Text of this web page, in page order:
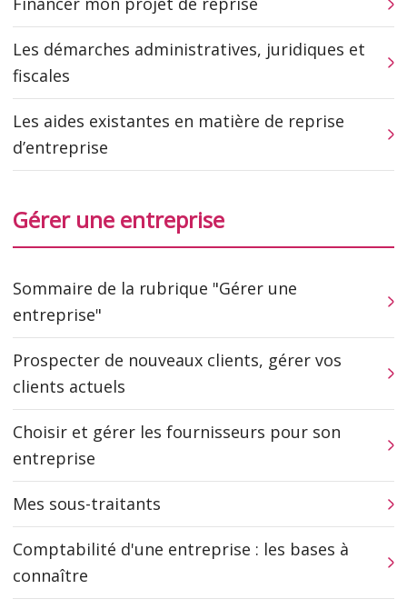
Les démarches administratives, juridiques et
fiscales
Les aides existantes en matière de reprise
d’entreprise
Gérer une entreprise
Sommaire de la rubrique "Gérer une
entreprise"
Prospecter de nouveaux clients, gérer vos
clients actuels
Choisir et gérer les fournisseurs pour son
entreprise
Mes sous-traitants
Comptabilité d'une entreprise : les bases à
connaître